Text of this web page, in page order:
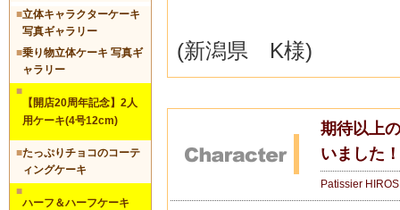
■立体キャラクターケーキ
写真ギャラリー
■乗り物立体ケーキ 写真ギ
ャラリー
■
【開店20周年記念】2人
用ケーキ(4号12cm)
■たっぷりチョコのコーテ
ィングケーキ
■
ハーフ＆ハーフケーキ
(新潟県 K様)
期待以上
いました
Patissier